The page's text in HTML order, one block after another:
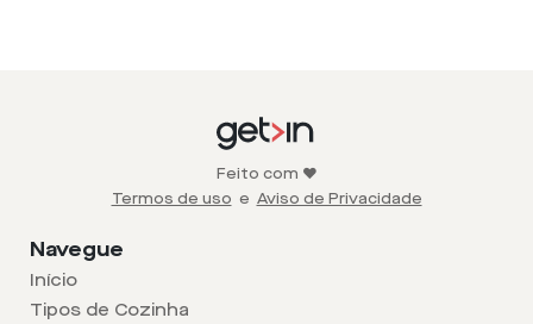
Feito com ❤️
Termos de uso e Aviso de Privacidade
Navegue
Início
Tipos de Cozinha